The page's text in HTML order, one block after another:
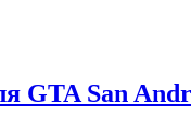
GTA San